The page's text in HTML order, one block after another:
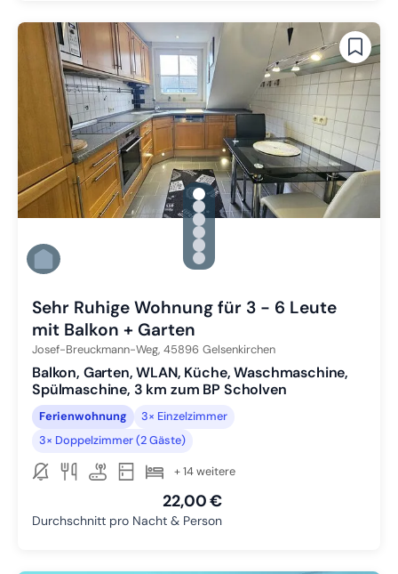
gallery.slide_selector
Zu Slide 1 wechseln
Zu Slide 2 wechseln
Zu Slide 3 wechseln
Zu Slide 4 wechseln
Zu Slide 5 wechseln
Zu Slide 6 wechseln
Sehr Ruhige Wohnung für 3 - 6 Leute
mit Balkon + Garten
Josef-Breuckmann-Weg, 45896 Gelsenkirchen
Balkon, Garten, WLAN, Küche, Waschmaschine,
Spülmaschine, 3 km zum BP Scholven
Ferienwohnung
3× Einzelzimmer
3× Doppelzimmer (2 Gäste)
+ 14 weitere
22,00 €
Durchschnitt pro Nacht & Person